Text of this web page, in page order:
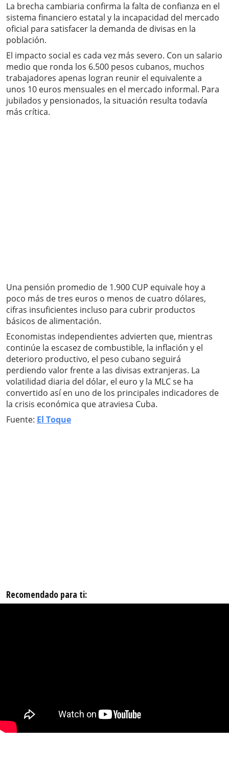
La brecha cambiaria confirma la falta de confianza en el
sistema financiero estatal y la incapacidad del mercado
oficial para satisfacer la demanda de divisas en la
población.
El impacto social es cada vez más severo. Con un salario
medio que ronda los 6.500 pesos cubanos, muchos
trabajadores apenas logran reunir el equivalente a
unos 10 euros mensuales en el mercado informal. Para
jubilados y pensionados, la situación resulta todavía
más crítica.
Una pensión promedio de 1.900 CUP equivale hoy a
poco más de tres euros o menos de cuatro dólares,
cifras insuficientes incluso para cubrir productos
básicos de alimentación.
Economistas independientes advierten que, mientras
continúe la escasez de combustible, la inflación y el
deterioro productivo, el peso cubano seguirá
perdiendo valor frente a las divisas extranjeras. La
volatilidad diaria del dólar, el euro y la MLC se ha
convertido así en uno de los principales indicadores de
la crisis económica que atraviesa Cuba.
Fuente: El Toque
Recomendado para ti: